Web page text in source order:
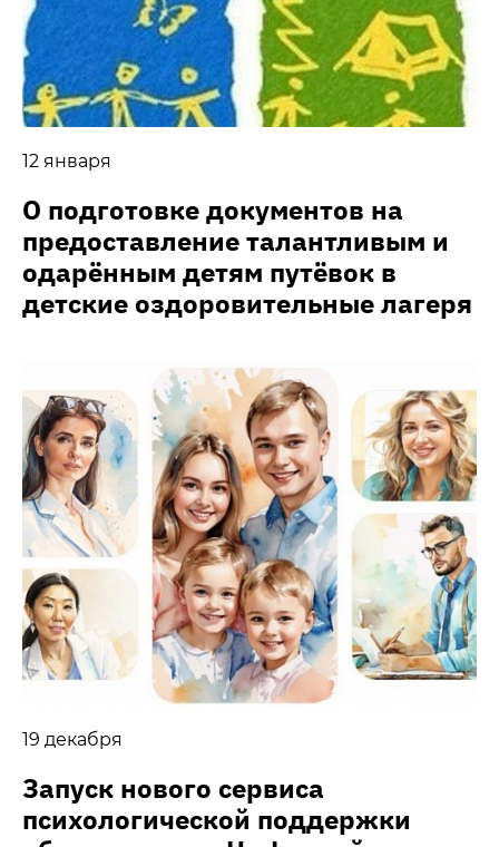
12 января
О подготовке документов на
предоставление талантливым и
одарённым детям путёвок в
детские оздоровительные лагеря
19 декабря
Запуск нового сервиса
психологической поддержки